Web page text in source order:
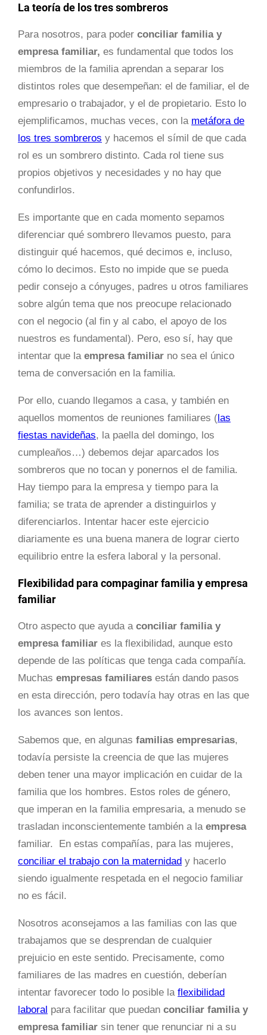
La teoría de los tres sombreros
Para nosotros, para poder conciliar familia y
empresa familiar, es fundamental que todos los
miembros de la familia aprendan a separar los
distintos roles que desempeñan: el de familiar, el de
empresario o trabajador, y el de propietario. Esto lo
ejemplificamos, muchas veces, con la metáfora de
los tres sombreros y hacemos el símil de que cada
rol es un sombrero distinto. Cada rol tiene sus
propios objetivos y necesidades y no hay que
confundirlos.
Es importante que en cada momento sepamos
diferenciar qué sombrero llevamos puesto, para
distinguir qué hacemos, qué decimos e, incluso,
cómo lo decimos. Esto no impide que se pueda
pedir consejo a cónyuges, padres u otros familiares
sobre algún tema que nos preocupe relacionado
con el negocio (al fin y al cabo, el apoyo de los
nuestros es fundamental). Pero, eso sí, hay que
intentar que la empresa familiar no sea el único
tema de conversación en la familia.
Por ello, cuando llegamos a casa, y también en
aquellos momentos de reuniones familiares (las
fiestas navideñas, la paella del domingo, los
cumpleaños…) debemos dejar aparcados los
sombreros que no tocan y ponernos el de familia.
Hay tiempo para la empresa y tiempo para la
familia; se trata de aprender a distinguirlos y
diferenciarlos. Intentar hacer este ejercicio
diariamente es una buena manera de lograr cierto
equilibrio entre la esfera laboral y la personal.
Flexibilidad para compaginar familia y empresa
familiar
Otro aspecto que ayuda a conciliar familia y
empresa familiar es la flexibilidad, aunque esto
depende de las políticas que tenga cada compañía.
Muchas empresas familiares están dando pasos
en esta dirección, pero todavía hay otras en las que
los avances son lentos.
Sabemos que, en algunas familias empresarias,
todavía persiste la creencia de que las mujeres
deben tener una mayor implicación en cuidar de la
familia que los hombres. Estos roles de género,
que imperan en la familia empresaria, a menudo se
trasladan inconscientemente también a la empresa
familiar. En estas compañías, para las mujeres,
conciliar el trabajo con la maternidad y hacerlo
siendo igualmente respetada en el negocio familiar
no es fácil.
Nosotros aconsejamos a las familias con las que
trabajamos que se desprendan de cualquier
prejuicio en este sentido. Precisamente, como
familiares de las madres en cuestión, deberían
intentar favorecer todo lo posible la flexibilidad
laboral para facilitar que puedan conciliar familia y
empresa familiar sin tener que renunciar ni a su